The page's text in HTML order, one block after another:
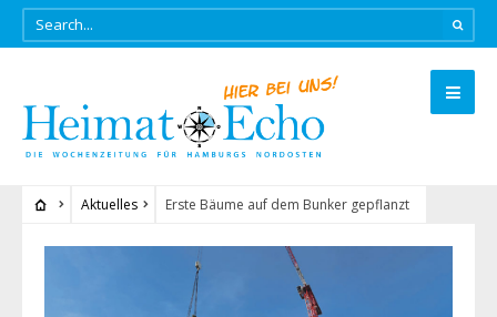
Aktuelles Erste Bäume auf dem Bunker gepflanzt